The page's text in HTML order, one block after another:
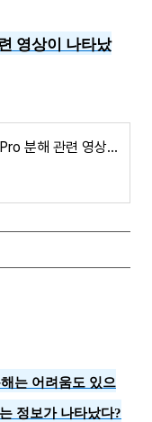
영상이 나타났
Apple M2 Ultra Mac Pro 분해 관련 영상이 나타났다?? 그 내용은 무엇인가
는 어려움도 있으
정보가 나타났다?